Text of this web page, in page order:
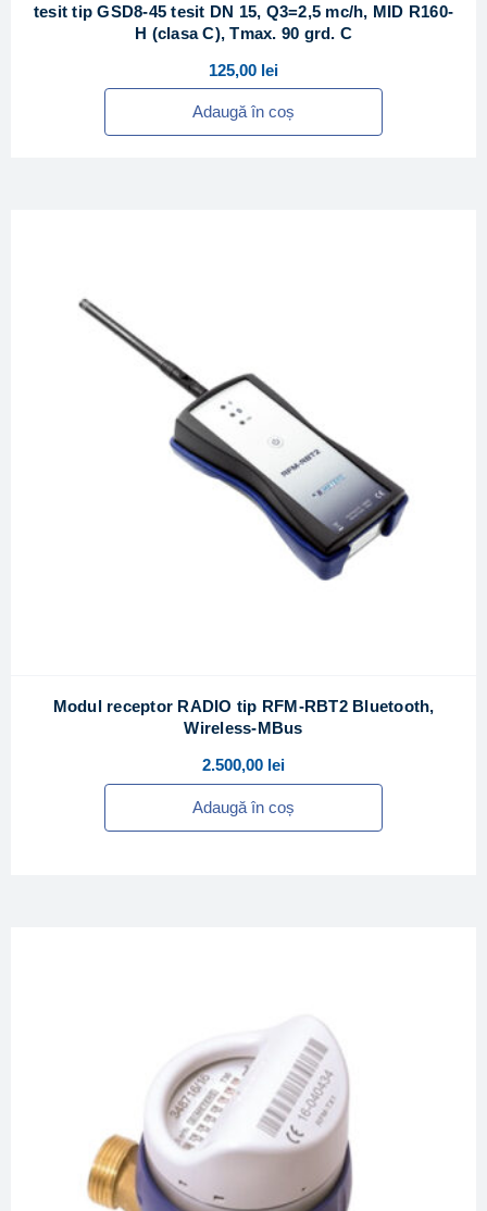
tesit tip GSD8-45 tesit DN 15, Q3=2,5 mc/h, MID R160-
H (clasa C), Tmax. 90 grd. C
125,00 lei
Adaugă în coș
Modul receptor RADIO tip RFM-RBT2 Bluetooth,
Wireless-MBus
2.500,00 lei
Adaugă în coș